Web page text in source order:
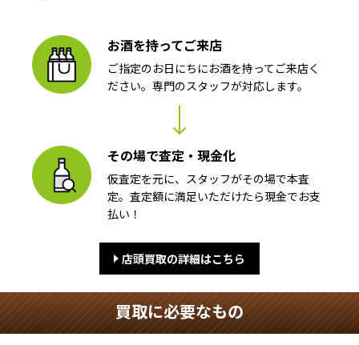
お酒を持ってご来店
ご指定のお日にちにお酒を持ってご来店く
ださい。専門のスタッフが対応します。
その場で査定・現金化
仮査定を元に、スタッフがその場で本査
定。査定額に満足いただけたら現金でお支
払い！
店頭買取の詳細はこちら
買取に必要なもの